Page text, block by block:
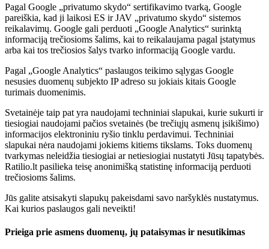
Pagal Google „privatumo skydo“ sertifikavimo tvarką, Google
pareiškia, kad ji laikosi ES ir JAV „privatumo skydo“ sistemos
reikalavimų. Google gali perduoti „Google Analytics“ surinktą
informaciją trečiosioms šalims, kai to reikalaujama pagal įstatymus
arba kai tos trečiosios šalys tvarko informaciją Google vardu.
Pagal „Google Analytics“ paslaugos teikimo sąlygas Google
nesusies duomenų subjekto IP adreso su jokiais kitais Google
turimais duomenimis.
Svetainėje taip pat yra naudojami techniniai slapukai, kurie sukurti ir
tiesiogiai naudojami pačios svetainės (be trečiųjų asmenų įsikišimo)
informacijos elektroniniu ryšio tinklu perdavimui. Techniniai
slapukai nėra naudojami jokiems kitiems tikslams. Toks duomenų
tvarkymas neleidžia tiesiogiai ar netiesiogiai nustatyti Jūsų tapatybės.
Ratilio.lt pasilieka teisę anonimišką statistinę informaciją perduoti
trečiosioms šalims.
Jūs galite atsisakyti slapukų pakeisdami savo naršyklės nustatymus.
Kai kurios paslaugos gali neveikti!
Prieiga prie asmens duomenų, jų pataisymas ir nesutikimas